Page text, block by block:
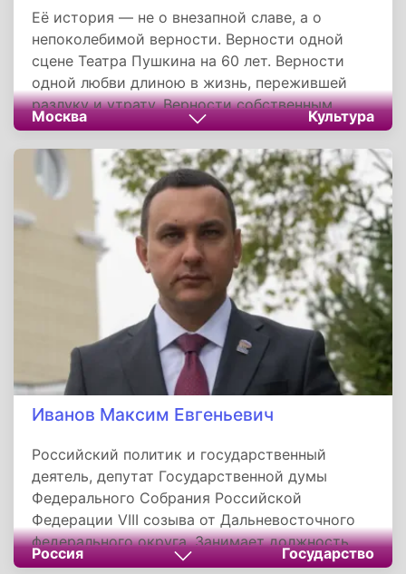
Её история — не о внезапной славе, а о
непоколебимой верности. Верности одной
сцене Театра Пушкина на 60 лет. Верности
одной любви длиною в жизнь, пережившей
разлуку и утрату. Верности собственным
принципам в искусстве, за которые порой
приходилось платить одиночеством. Её путь к
всенародной любви занял 15 лет, но когда он
случился, это был не просто успех. Роль
Катерины Тихомировой в «Москве слезам не
верит» сделала Веру Алентову символом
поколения.
Москва Культура
Иванов Максим Евгеньевич
Российский политик и государственный
деятель, депутат Государственной думы
Федерального Собрания Российской
Федерации VIII созыва от Дальневосточного
федерального округа. Занимает должность
секретаря Хабаровского регионального
Россия Государство